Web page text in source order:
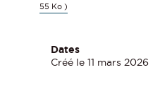
55 Ko )
Dates
Créé le 11 mars 2026